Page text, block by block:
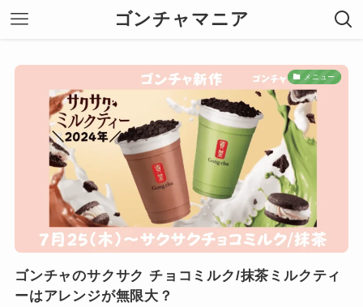
ゴンチャマニア
メニュー
ゴンチャのサクサク チョコミルク/抹茶ミルクティ
ーはアレンジが無限大？